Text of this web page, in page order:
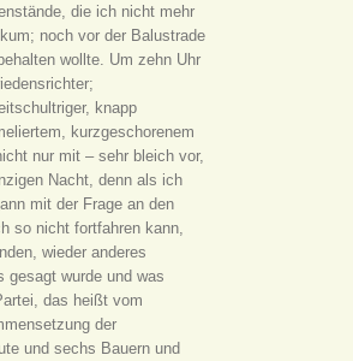
die ich nicht mehr
noch vor der Balustrade
wollte. Um zehn Uhr
knapp
kurzgeschorenem
nur mit – sehr bleich vor,
Nacht, denn als ich
mit der Frage an den
so nicht fortfahren kann,
wieder anderes
gesagt wurde und was
das heißt vom
der
und sechs Bauern und